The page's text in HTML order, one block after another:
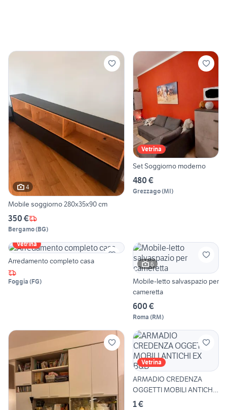
4
Mobile soggiorno 280x35x90 cm
350 €
Bergamo(BG)
Vetrina
Set Soggiorno moderno
480 €
Grezzago(MI)
Vetrina
Arredamento completo casa
Foggia (FG)
6
Mobile-letto salvaspazio per
cameretta
600 €
Roma (RM)
Vetrina
ARMADIO CREDENZA
OGGETTI MOBILI ANTICHI
EX B&B
1 €